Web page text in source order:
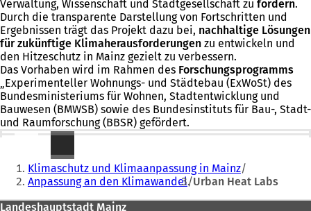
Verwaltung, Wissenschaft und Stadtgesellschaft zu fördern.
Durch die transparente Darstellung von Fortschritten und
Ergebnissen trägt das Projekt dazu bei, nachhaltige Lösungen
für zukünftige Klimaherausforderungen zu entwickeln und
den Hitzeschutz in Mainz gezielt zu verbessern.
Das Vorhaben wird im Rahmen des Forschungsprogramms
„Experimenteller Wohnungs- und Städtebau (ExWoSt) des
Bundesministeriums für Wohnen, Stadtentwicklung und
Bauwesen (BMWSB) sowie des Bundesinstituts für Bau-, Stadt-
und Raumforschung (BBSR) gefördert.
Sie
befinden
sich
Klimaschutz und Klimaanpassung in Mainz
Anpassung an den Klimawandel Urban Heat Labs
Landeshauptstadt Mainz